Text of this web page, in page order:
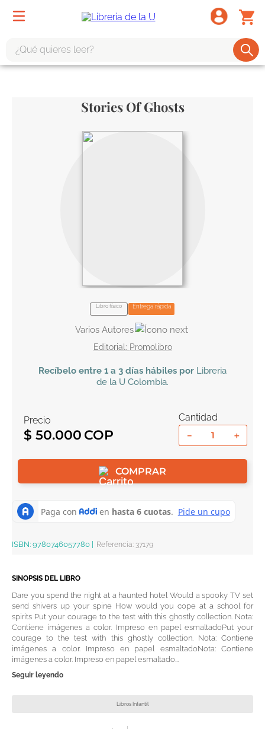
Stories Of Ghosts
Libro físico Entrega rápida
Varios Autores
Promolibro
Recíbelo entre 1 a 3 días hábiles por Libreria
de la U Colombia.
Precio
$ 50.000
Cantidad
＋
－
COMPRAR
ISBN: 9780746057780 Referencia: 37179
SINOPSIS DEL LIBRO
Dare you spend the night at a haunted hotel Would a spooky TV set
send shivers up your spine How would you cope at a school for
spirits Put your courage to the test with this ghostly collection. Nota:
Contiene imágenes a color. Impreso en papel esmaltadoPut your
courage to the test with this ghostly collection. Nota: Contiene
imágenes a color. Impreso en papel esmaltadoNota: Contiene
imágenes a color. Impreso en papel esmaltado...
Seguir leyendo
Libros Infantil
harry potter
book haven